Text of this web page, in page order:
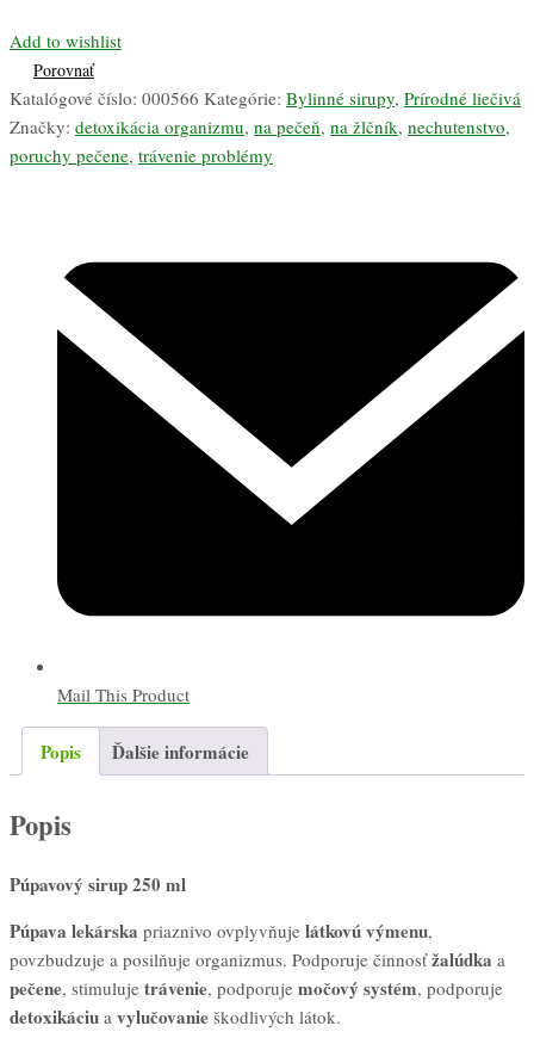
Add to wishlist
Porovnať
Katalógové číslo: 000566 Kategórie: Bylinné sirupy, Prírodné liečivá
Značky: detoxikácia organizmu, na pečeň, na žlčník, nechutenstvo,
poruchy pečene, trávenie problémy
Mail This Product
Popis Ďalšie informácie
Popis
Púpavový sirup 250 ml
Púpava lekárska priaznivo ovplyvňuje látkovú výmenu,
povzbudzuje a posilňuje organizmus. Podporuje činnosťžalúdka a
pečene, stimuluje trávenie, podporuje močový systém, podporuje
detoxikáciu a vylučovanie škodlivých látok.